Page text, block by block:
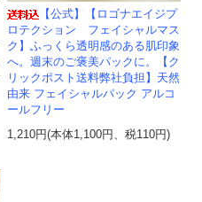
【公式】【ロゴナエイジプ
ロテクション フェイシャルマス
ク】ふっくら透明感のある肌印象
へ。週末のご褒美パックに。【ク
リックポスト送料弊社負担】天然
由来 フェイシャルパック アルコ
ールフリー
1,210円(本体1,100円、税110円)